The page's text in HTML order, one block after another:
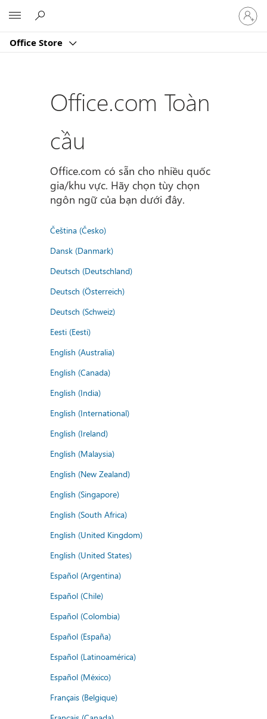
Office Store
Đăng
nhập
tài
của
Office.com Toàn
cầu
Office.com có sẵn cho nhiều quốc
gia/khu vực. Hãy chọn tùy chọn
ngôn ngữ của bạn dưới đây.
Čeština (Česko)
Dansk (Danmark)
Deutsch (Deutschland)
Deutsch (Österreich)
Deutsch (Schweiz)
Eesti (Eesti)
English (Australia)
English (Canada)
English (India)
English (International)
English (Ireland)
English (Malaysia)
English (New Zealand)
English (Singapore)
English (South Africa)
English (United Kingdom)
English (United States)
Español (Argentina)
Español (Chile)
Español (Colombia)
Español (España)
Español (Latinoamérica)
Español (México)
Français (Belgique)